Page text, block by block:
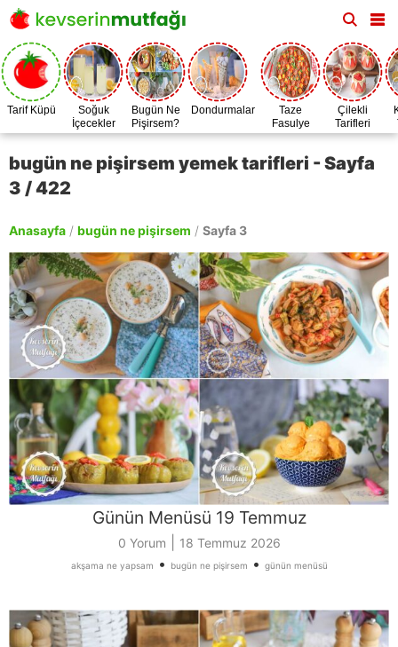
Tarif Küpü
Soğuk
İçecekler
Bugün Ne
Pişirsem?
Dondurmalar
Taze
Fasulye
Zamanı
Çilekli
Tarifleri
bugün ne pişirsem yemek tarifleri - Sayfa
3 / 422
Anasayfa / bugün ne pişirsem / Sayfa 3
Günün Menüsü 19 Temmuz
0 Yorum 18 Temmuz 2026
akşama ne yapsam • bugün ne pişirsem • günün menüsü